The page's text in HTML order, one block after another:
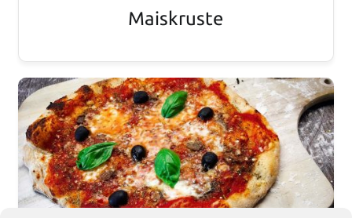
Maiskruste